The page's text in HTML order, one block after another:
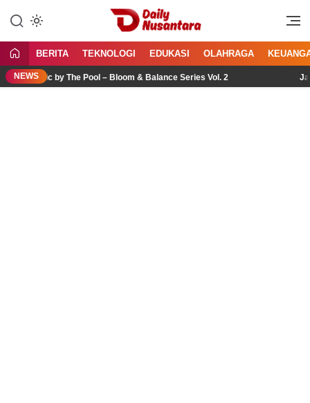
konten
Daily Nusantara
Menyajikan Fakta, Menginspirasi
BERITA TEKNOLOGI EDUKASI OLAHRAGA
NEWSby The Pool – Bloom & Balance Series Vol. 2 Jasa